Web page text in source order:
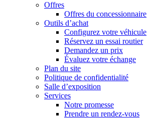
Offres
Offres du concessionnaire
Outils d’achat
Configurez votre véhicule
Réservez un essai routier
Demandez un prix
Évaluez votre échange
Plan du site
Politique de confidentialité
Salle d’exposition
Services
Notre promesse
Prendre un rendez-vous